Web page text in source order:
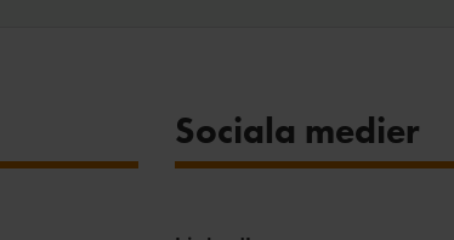
Sociala medier